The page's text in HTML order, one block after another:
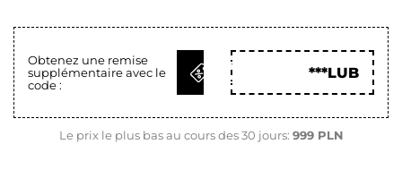
Obtenez une remise
supplémentaire avec le
code :
OBTENIR
LE CODE
***LUB
Le prix le plus bas au cours des 30 jours: 999 PLN